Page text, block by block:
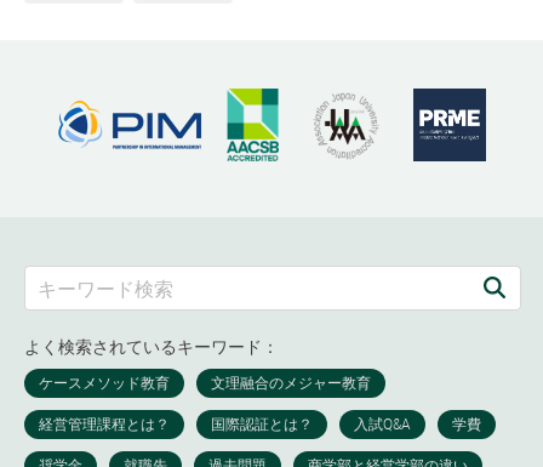
よく検索されているキーワード：